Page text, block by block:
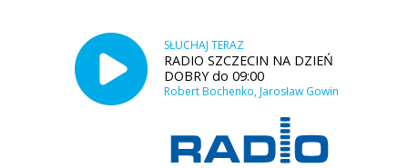
SŁUCHAJ TERAZ
RADIO SZCZECIN NA DZIEŃ
DOBRY do 09:00
Robert Bochenko, Jarosław Gowin